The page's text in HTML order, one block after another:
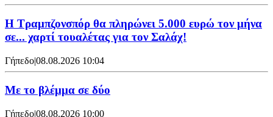
Η Τραμπζονσπόρ θα πληρώνει 5.000 ευρώ τον μήνα
σε... χαρτί τουαλέτας για τον Σαλάχ!
Γήπεδο|08.08.2026 10:04
Με το βλέμμα σε δύο
Γήπεδο|08.08.2026 10:00